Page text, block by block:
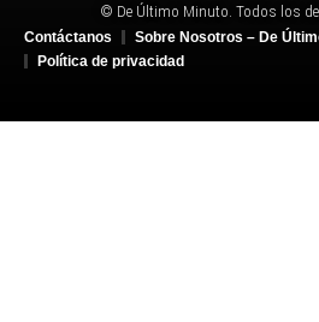
© De Último Minuto. Todos los
Contáctanos
Sobre Nosotros – De
Política de privacidad